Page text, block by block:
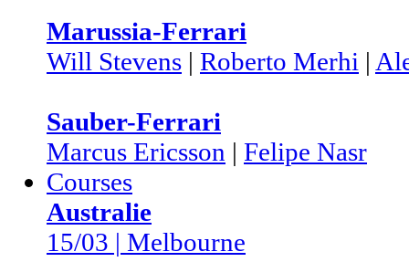
Marussia-Ferrari
Will Stevens | Roberto Merhi |
Sauber-Ferrari
Marcus Ericsson | Felipe Nasr
Courses
Australie
15/03 | Melbourne